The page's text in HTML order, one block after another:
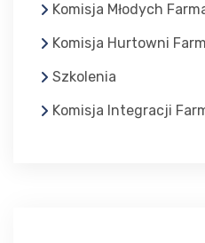
Komisja Młodych
Komisja Hurtowni
Szkolenia
Komisja Integracji